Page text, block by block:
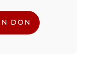
DON